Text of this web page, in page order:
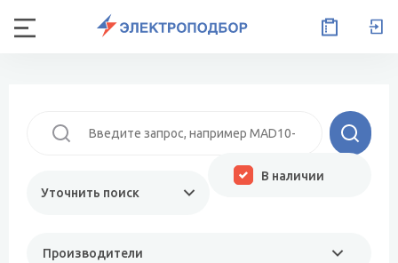
Уточнить поиск
Производители
В наличии